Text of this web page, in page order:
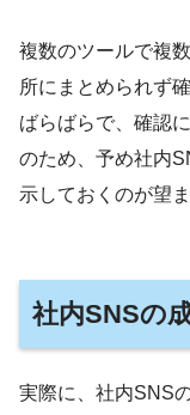
複数のツールで複
所にまとめられず
ばらばらで、確認
のため、予め社内
示しておくのが望
社内SNSの
実際に、社内SNS